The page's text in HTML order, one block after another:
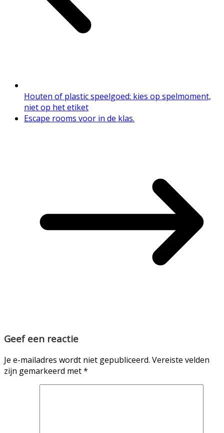
Houten of plastic speelgoed: kies op spelmoment,
niet op het etiket
Escape rooms voor in de klas.
Geef een reactie
Je e-mailadres wordt niet gepubliceerd. Vereiste velden
zijn gemarkeerd met*